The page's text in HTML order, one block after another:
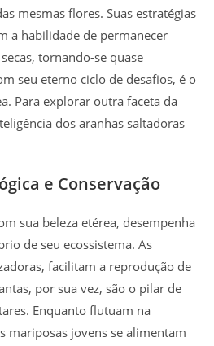
mesmas flores. Suas estratégias
a habilidade de permanecer
tornando-se quase
seu eterno ciclo de desafios, é o
Para explorar outra faceta da
dos aranhas saltadoras
e Conservação
sua beleza etérea, desempenha
de seu ecossistema. As
facilitam a reprodução de
por sua vez, são o pilar de
Enquanto flutuam na
mariposas jovens se alimentam